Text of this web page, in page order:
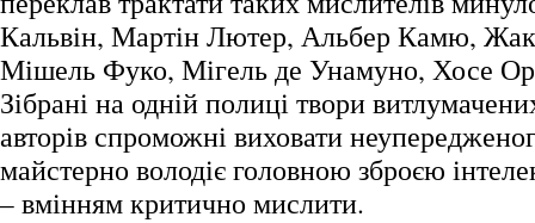
Кальвін, Мартін Лютер, Альбер Камю,
Мішель Фуко, Мігель де Унамуно, Хосе
Зібрані на одній полиці твори
авторів спроможні виховати
майстерно володіє головною зброєю
– вмінням критично мислити.